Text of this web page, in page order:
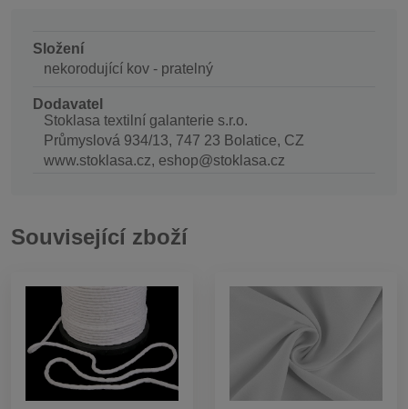
Složení
nekorodující kov - pratelný
Dodavatel
Stoklasa textilní galanterie s.r.o.
Průmyslová 934/13, 747 23 Bolatice, CZ
www.stoklasa.cz, eshop@stoklasa.cz
Související zboží